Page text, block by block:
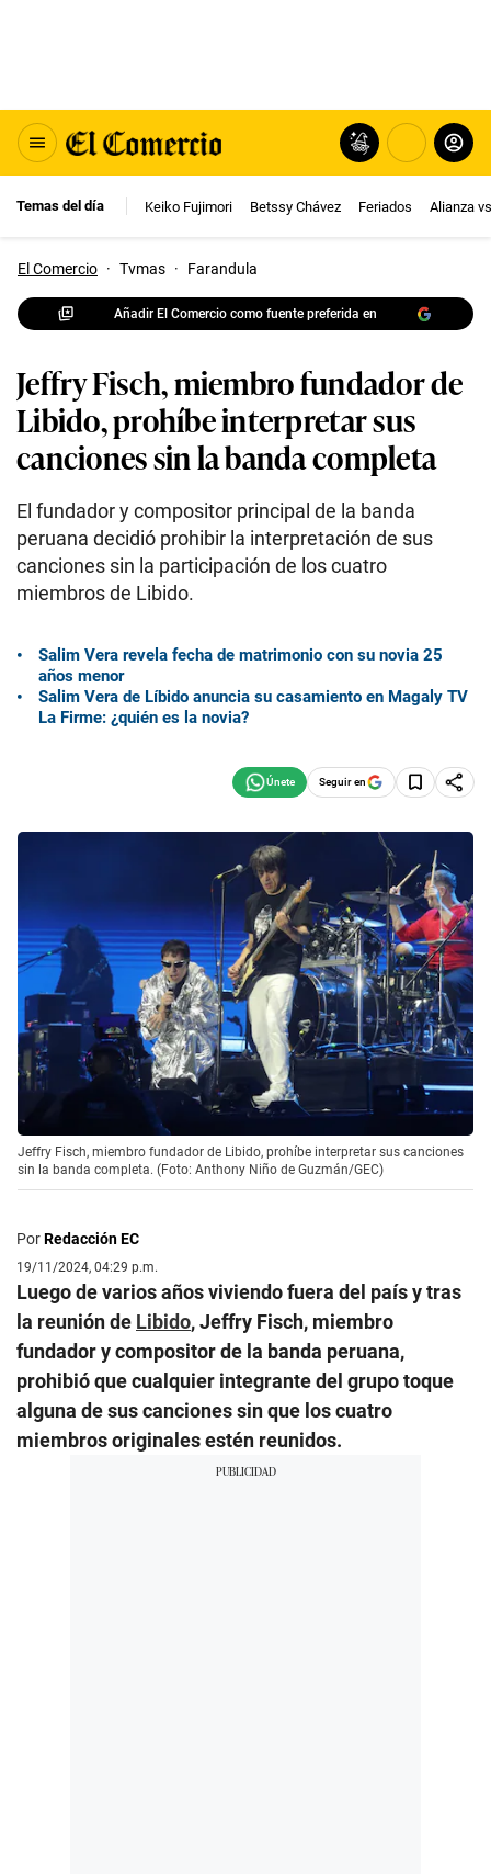
Temas del día Keiko Fujimori Betssy Chávez Feriados Alianza
El Comercio · Tvmas · Farandula
Añadir El Comercio como fuente preferida en
Jeffry Fisch, miembro fundador de
Libido, prohíbe interpretar sus
canciones sin la banda completa
El fundador y compositor principal de la banda
peruana decidió prohibir la interpretación de sus
canciones sin la participación de los cuatro
miembros de Libido.
Salim Vera revela fecha de matrimonio con su novia 25
años menor
Salim Vera de Líbido anuncia su casamiento en Magaly TV
La Firme: ¿quién es la novia?
Seguir en
Jeffry Fisch, miembro fundador de Libido, prohíbe interpretar sus canciones
sin la banda completa. (Foto: Anthony Niño de Guzmán/GEC)
PorRedacción EC
19/11/2024, 04:29 p.m.
Luego de varios años viviendo fuera del país y tras
la reunión de Libido, Jeffry Fisch, miembro
fundador y compositor de la banda peruana,
prohibió que cualquier integrante del grupo toque
alguna de sus canciones sin que los cuatro
miembros originales estén reunidos.